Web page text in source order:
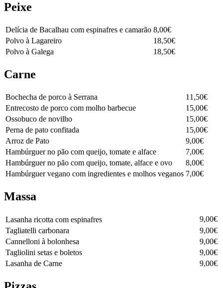
Peixe
Delícia de Bacalhau com espinafres e camarão 8,00€
Polvo à Lagareiro
18,50€
Polvo à Galega
18,50€
Carne
Bochecha de porco à Serrana
11,50€
Entrecosto de porco com molho barbecue
15,00€
Ossobuco de novilho
15,00€
Perna de pato confitada
15,00€
Arroz de Pato
9,00€
Hambúrguer no pão com queijo, tomate e alface
7,00€
Hambúrguer no pão com queijo, tomate, alface e ovo
8,00€
Hambúrguer vegano com ingredientes e molhos veganos 7,00€
Massa
Lasanha ricotta com espinafres⠀⠀⠀⠀⠀⠀⠀⠀⠀⠀⠀⠀⠀⠀⠀⠀
9,00€
Tagliatelli carbonara
9,00€
Cannelloni à bolonhesa
9,00€
Tagliolini setas e boletos
9,00€
Lasanha de Carne
9,00€